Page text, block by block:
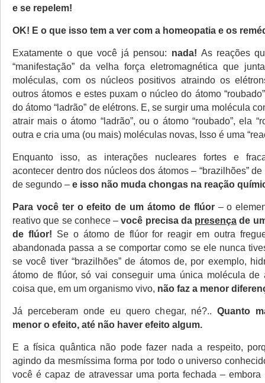
e se repelem!
OK! E o que isso tem a ver com a homeopatia e os
Exatamente o que você já pensou: nada! As reações
“manifestação” da velha força eletromagnética que
moléculas, com os núcleos positivos atraindo os
outros átomos e estes puxam o núcleo do átomo
do átomo “ladrão” de elétrons. E, se surgir uma molécula
atrair mais o átomo “ladrão”, ou o átomo “roubado”, ela
outra e cria uma (ou mais) moléculas novas, Isso é uma
Enquanto isso, as interações nucleares fortes e
acontecer dentro dos núcleos dos átomos – “brazilhões”
de segundo – e isso não muda chongas na reação
Para você ter o efeito de um átomo de flúor – o
reativo que se conhece –você precisa da presença de
de flúor! Se o átomo de flúor for reagir em outra
abandonada passa a se comportar como se ele nunca
se você tiver “brazilhões” de átomos de, por exemplo,
átomo de flúor, só vai conseguir uma única molécula de
coisa que, em um organismo vivo, não faz a menor
Já perceberam onde eu quero chegar, né?..Quanto
menor o efeito, até não haver efeito algum.
E a física quântica não pode fazer nada a respeito,
agindo da mesmíssima forma por todo o universo
você é capaz de atravessar uma porta fechada – embora